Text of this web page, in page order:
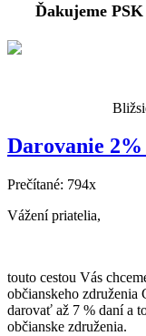
Ďakujeme
Darovanie 2%
Prečítané: 794x
Vážení priatelia,
touto cestou Vás
občianskeho
darovať až 7 % daní a
občianske združenia.